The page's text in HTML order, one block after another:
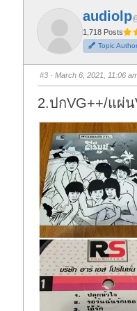
f
t
h
m
d
o
n
.
o
t
h
u
m
u
p
audiolp
1,718 Posts
Topic Author
#3 · March 6, 2021, 11:06
2.ปกVG++/แผ่